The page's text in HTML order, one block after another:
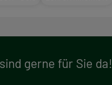
gerne für Sie da!